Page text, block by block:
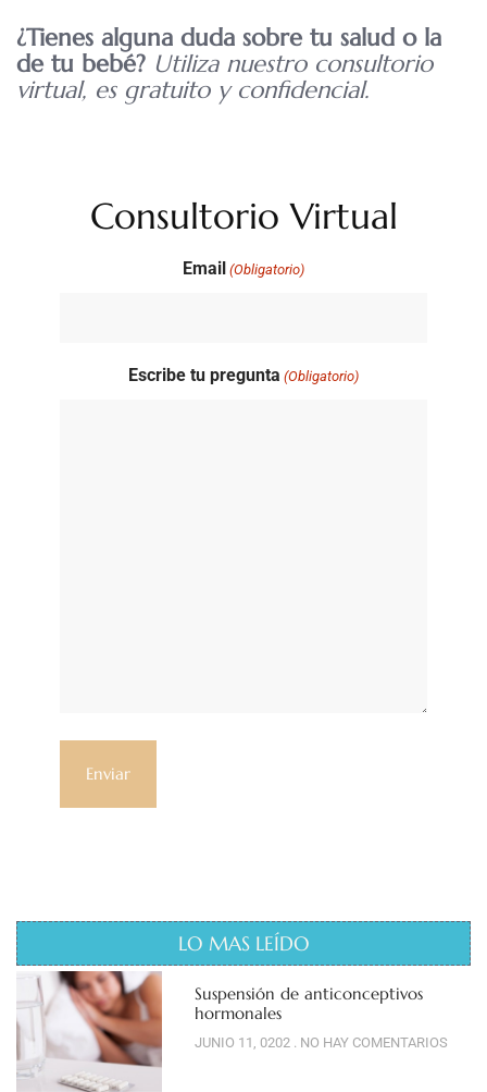
¿Tienes alguna duda sobre tu salud o la
de tu bebé? Utiliza nuestro consultorio
virtual, es gratuito y confidencial.
Consultorio Virtual
Email (Obligatorio)
Escribe tu pregunta (Obligatorio)
LO MAS LEÍDO
Suspensión de anticonceptivos
hormonales
JUNIO 11, 0202 NO HAY COMENTARIOS